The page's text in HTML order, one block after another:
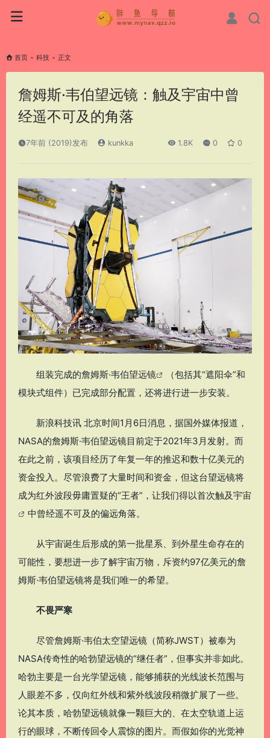
首页 • 科技 • 正文
詹姆斯·韦伯望远镜：触及宇宙中曾
经遥不可及的角落
7年前 (2019)发布 kunkka 1.8K 0 0
组装完成的詹姆斯·韦伯望远镜
（包括其“遮阳伞”和
模块式组件）已完成部分配置，还将进行进一步安装。
新浪科技讯 北京时间1月6日消息，据国外媒体报道，
NASA的詹姆斯·韦伯望远镜目前定于2021年3月发射。而
在此之前，该项目经历了年复一年的推迟和数十亿美元的
资金投入。尽管浪费了大量时间和资金，但这台望远镜将
成为红外波段毋庸置疑的“王者”，让我们得以首次触及宇宙
中曾经遥不可及的偏远角落。
从宇宙诞生后形成的第一批星系、到外星生命存在的
可能性，要想进一步了解宇宙万物，斥资约97亿美元的詹
姆斯·韦伯望远镜将是我们唯一的希望。
不畏严寒
尽管詹姆斯·韦伯太空望远镜（简称JWST）被奉为
NASA传奇性的哈勃望远镜的“继任者”，但事实并非如此。
哈勃主要是一台光学望远镜，能够捕获的光线波长范围与
人眼差不多，仅向红外线和紫外线波段稍微扩展了一些。
论其本质，哈勃望远镜就像一颗巨大的、在太空轨道上运
行的眼球，不断传回令人震惊的图片。而假如你的光觉神